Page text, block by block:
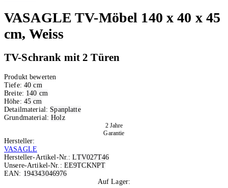
VASAGLE TV-Möbel 140 x 40 x 45
cm, Weiss
TV-Schrank mit 2 Türen
Produkt bewerten
Tiefe: 40 cm
Breite: 140 cm
Höhe: 45 cm
Detailmaterial: Spanplatte
Grundmaterial:Holz
2 Jahre
Garantie
Hersteller:
VASAGLE
Hersteller-Artikel-Nr.:LTV027T46
Unsere-Artikel-Nr.: EE9TCKNPT
EAN: 194343046976
Auf Lager: